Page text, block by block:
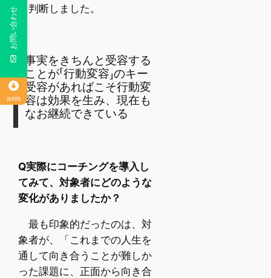
と判断しました。
事実をきちんと受容する
ことが「行動変容」のキー
受容があればこそ行動変
容は効果を生み、現在も
なお継続できている
Q実際にコーチングを導入し
てみて、対象者にどのような
変化がありましたか？
最も印象的だったのは、対
象者が、「これまでの人生を
通して向き合うことが難しか
った課題に、正面から向き合
⠀お問い合わせ
資料DL